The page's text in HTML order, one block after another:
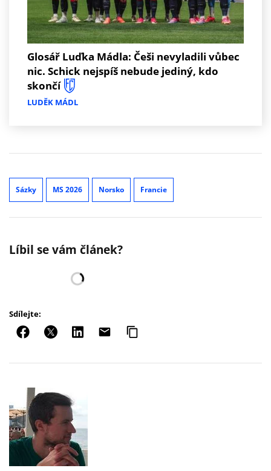
Glosář Luďka Mádla: Češi nevyladili vůbec
nic. Schick nejspíš nebude jediný, kdo
skončí
LUDĚK MÁDL
Sázky MS 2026 Norsko Francie
Líbil se vám článek?
Sdílejte: